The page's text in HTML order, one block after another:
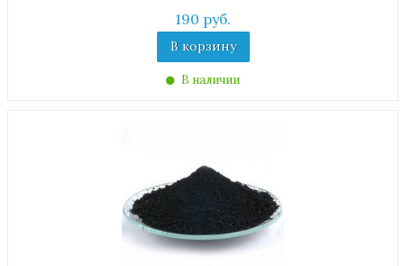
190 руб.
В корзину
В наличии